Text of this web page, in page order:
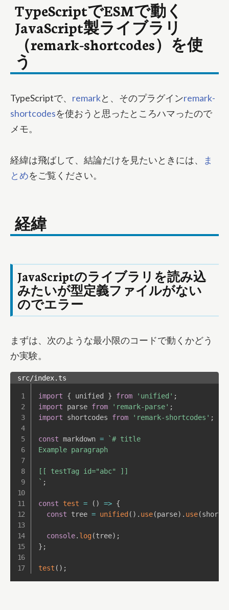
TypeScriptでESMで動く
JavaScript製ライブラリ
（remark-shortcodes）を使
う
TypeScriptで、 remarkと、そのプラグインremark-
shortcodesを使おうと思ったところハマったので
メモ。
経緯は飛ばして、結論だけを見たいときには、
ま
とめをご覧ください。
経緯
JavaScriptのライブラリを読み込
みたいが型定義ファイルがない
のでエラー
まずは、次のような最小限のコードで動くかどう
か実験。
src/index.ts
import { unified } from 'unified' ;
import parse from 'remark-parse' ;
import shortcodes from 'remark-shortcodes' ;
const markdown = `# title
Example paragraph
` ;
const test = ( ) => {
const tree = unified ( ) . use(parse) . use(
console. log(tree) ;
} ;
test ( ) ;